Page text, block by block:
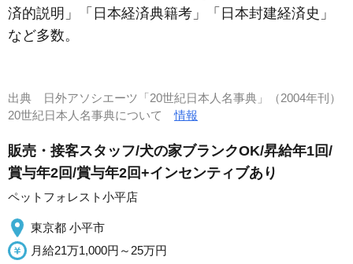
済的説明」「日本経済典籍考」「日本封建経済史」
など多数。
出典
日外アソシエーツ「20世紀日本人名事典」（2004年刊）
20世紀日本人名事典について情報
販売・接客スタッフ/犬の家ブランクOK/昇給年1回/
賞与年2回/賞与年2回+インセンティブあり
ペットフォレスト小平店
東京都 小平市
月給21万1,000円～25万円